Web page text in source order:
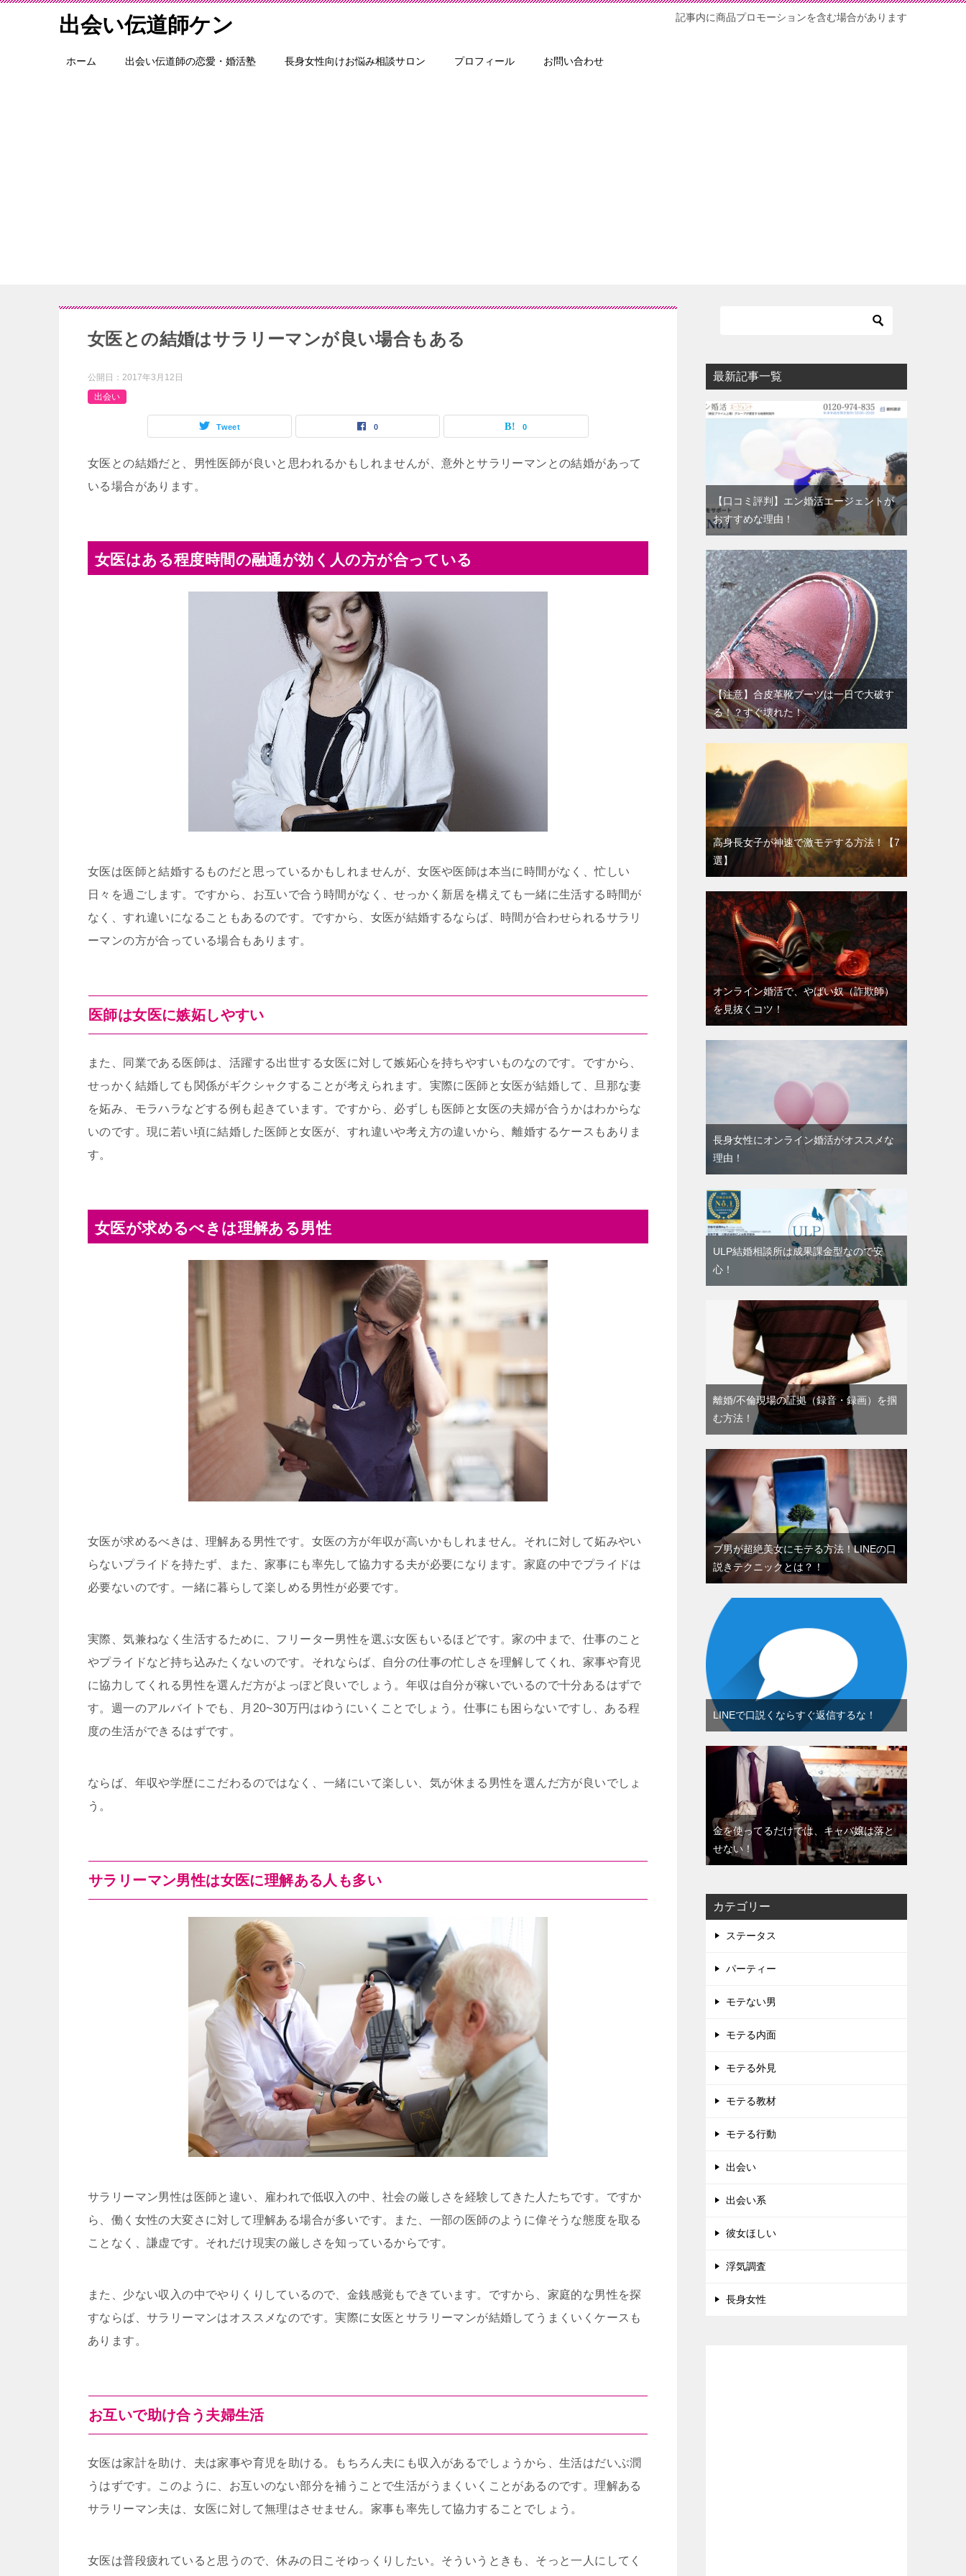
出会い伝道師ケン 記事内に商品プロモーションを含む場合があります
ホーム 出会い伝道師の恋愛・婚活塾 長身女性向けお悩み相談サロン プロフィール お問い合わせ
女医との結婚はサラリーマンが良い場合もある
公開日： 2017年3月12日
出会い
Tweet 0 0
女医との結婚だと、男性医師が良いと思われるかもしれませんが、意外とサラリーマンとの結婚があって
いる場合があります。
女医はある程度時間の融通が効く人の方が合っている
女医は医師と結婚するものだと思っているかもしれませんが、女医や医師は本当に時間がなく、忙しい
日々を過ごします。ですから、お互いで合う時間がなく、せっかく新居を構えても一緒に生活する時間が
なく、すれ違いになることもあるのです。ですから、女医が結婚するならば、時間が合わせられるサラリ
ーマンの方が合っている場合もあります。
医師は女医に嫉妬しやすい
また、同業である医師は、活躍する出世する女医に対して嫉妬心を持ちやすいものなのです。ですから、
せっかく結婚しても関係がギクシャクすることが考えられます。実際に医師と女医が結婚して、旦那な妻
を妬み、モラハラなどする例も起きています。ですから、必ずしも医師と女医の夫婦が合うかはわからな
いのです。現に若い頃に結婚した医師と女医が、すれ違いや考え方の違いから、離婚するケースもありま
す。
女医が求めるべきは理解ある男性
女医が求めるべきは、理解ある男性です。女医の方が年収が高いかもしれません。それに対して妬みやい
らないプライドを持たず、また、家事にも率先して協力する夫が必要になります。家庭の中でプライドは
必要ないのです。一緒に暮らして楽しめる男性が必要です。
実際、気兼ねなく生活するために、フリーター男性を選ぶ女医もいるほどです。家の中まで、仕事のこと
やプライドなど持ち込みたくないのです。それならば、自分の仕事の忙しさを理解してくれ、家事や育児
に協力してくれる男性を選んだ方がよっぽど良いでしょう。年収は自分が稼いでいるので十分あるはずで
す。週一のアルバイトでも、月20~30万円はゆうにいくことでしょう。仕事にも困らないですし、ある程
度の生活ができるはずです。
ならば、年収や学歴にこだわるのではなく、一緒にいて楽しい、気が休まる男性を選んだ方が良いでしょ
う。
サラリーマン男性は女医に理解ある人も多い
サラリーマン男性は医師と違い、雇われで低収入の中、社会の厳しさを経験してきた人たちです。ですか
ら、働く女性の大変さに対して理解ある場合が多いです。また、一部の医師のように偉そうな態度を取る
ことなく、謙虚です。それだけ現実の厳しさを知っているからです。
また、少ない収入の中でやりくりしているので、金銭感覚もできています。ですから、家庭的な男性を探
すならば、サラリーマンはオススメなのです。実際に女医とサラリーマンが結婚してうまくいくケースも
あります。
お互いで助け合う夫婦生活
女医は家計を助け、夫は家事や育児を助ける。もちろん夫にも収入があるでしょうから、生活はだいぶ潤
うはずです。このように、お互いのない部分を補うことで生活がうまくいくことがあるのです。理解ある
サラリーマン夫は、女医に対して無理はさせません。家事も率先して協力することでしょう。
女医は普段疲れていると思うので、休みの日こそゆっくりしたい。そういうときも、そっと一人にしてく
最新記事一覧
【口コミ評判】エン婚活エージェントが
おすすめな理由！
【注意】合皮革靴ブーツは一日で大破す
る！？すぐ壊れた！
高身長女子が神速で激モテする方法！【7
選】
オンライン婚活で、やばい奴（詐欺師）
を見抜くコツ！
長身女性にオンライン婚活がオススメな
理由！
ULP結婚相談所は成果課金型なので安
心！
離婚/不倫現場の証拠（録音・録画）を掴
む方法！
ブ男が超絶美女にモテる方法！LINEの口
説きテクニックとは？！
LINEで口説くならすぐ返信するな！
金を使ってるだけでは、キャバ嬢は落と
せない！
カテゴリー
ステータス
パーティー
モテない男
モテる内面
モテる外見
モテる教材
モテる行動
出会い
出会い系
彼女ほしい
浮気調査
長身女性